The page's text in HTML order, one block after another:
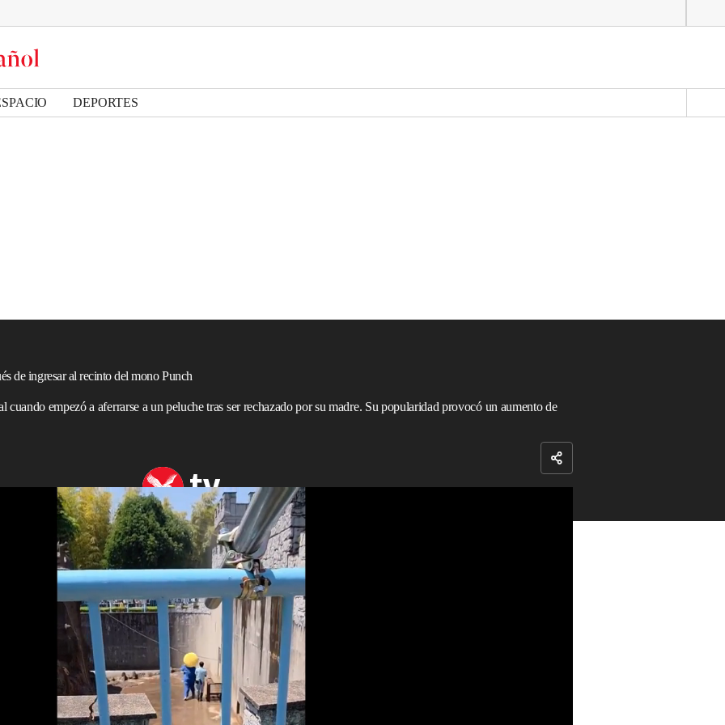
DEPORTES
de ingresar al recinto del mono Punch
cuando empezó a aferrarse a un peluche tras ser rechazado por su madre. Su popularidad provocó un aumento de
entrar en el recinto del mono Punch en un zoológico japonés
un zoológico japonés después de que un hombre
un mono que se convirtió en una sensación en internet.
de este año tras ser vistoaferrado a un peluche
de la madre que lo rechazó al nacer. Su popularidad
zoológico de la ciudad de Ichikawa, en las
el domingo tras un incidente con un fan
con un traje azul de estilo caricaturesco y una cabeza
valla de 1,5 metros del recinto de Punch en lo que